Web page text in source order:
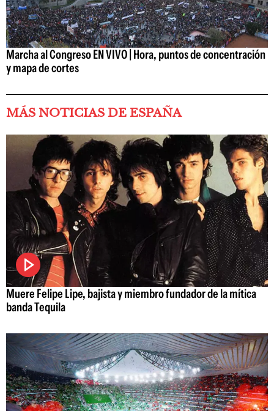
Marcha al Congreso EN VIVO | Hora, puntos de concentración
y mapa de cortes
MÁS NOTICIAS DE ESPAÑA
Muere Felipe Lipe, bajista y miembro fundador de la mítica
banda Tequila